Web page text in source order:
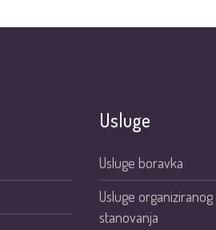
Usluge
Usluge boravka
Usluge organiziranog
stanovanja